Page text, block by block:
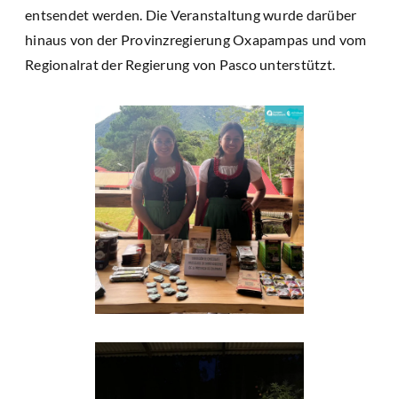
entsendet werden. Die Veranstaltung wurde darüber
hinaus von der Provinzregierung Oxapampas und vom
Regionalrat der Regierung von Pasco unterstützt.